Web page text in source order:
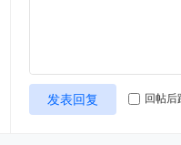
发表回复 回帖